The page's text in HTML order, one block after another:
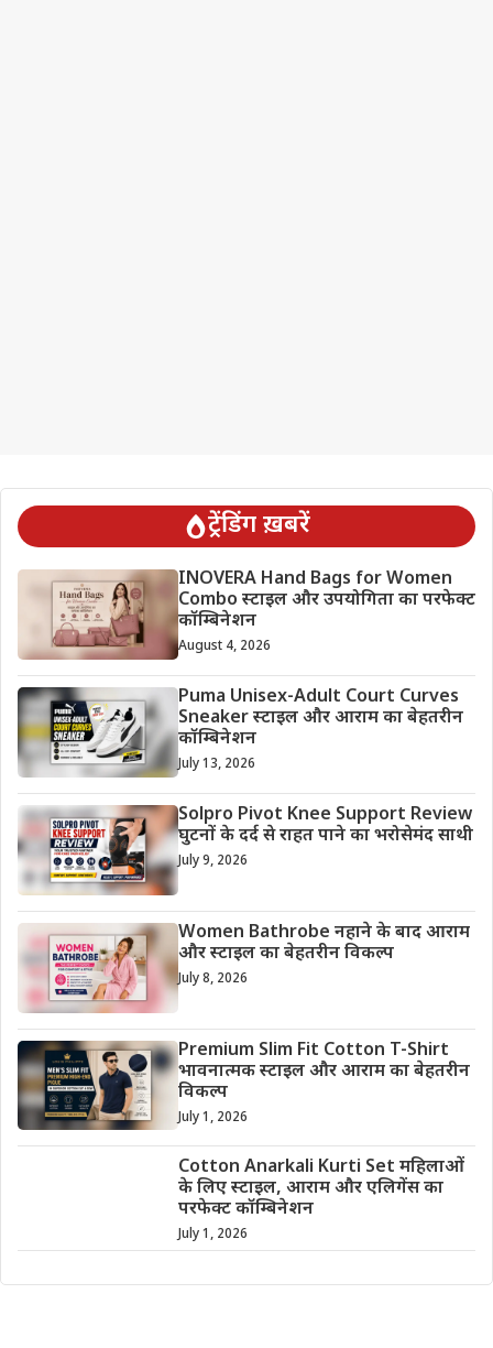
ट्रेंडिंग ख़बरें
INOVERA Hand Bags for Women
Combo स्टाइल और उपयोगिता का परफेक्ट
कॉम्बिनेशन
August 4, 2026
Puma Unisex-Adult Court Curves
Sneaker स्टाइल और आराम का बेहतरीन
कॉम्बिनेशन
July 13, 2026
Solpro Pivot Knee Support Review
घुटनों के दर्द से राहत पाने का भरोसेमंद साथी
July 9, 2026
Women Bathrobe नहाने के बाद आराम
और स्टाइल का बेहतरीन विकल्प
July 8, 2026
Premium Slim Fit Cotton T-Shirt
भावनात्मक स्टाइल और आराम का बेहतरीन
विकल्प
July 1, 2026
Cotton Anarkali Kurti Set महिलाओं
के लिए स्टाइल, आराम और एलिगेंस का
परफेक्ट कॉम्बिनेशन
July 1, 2026